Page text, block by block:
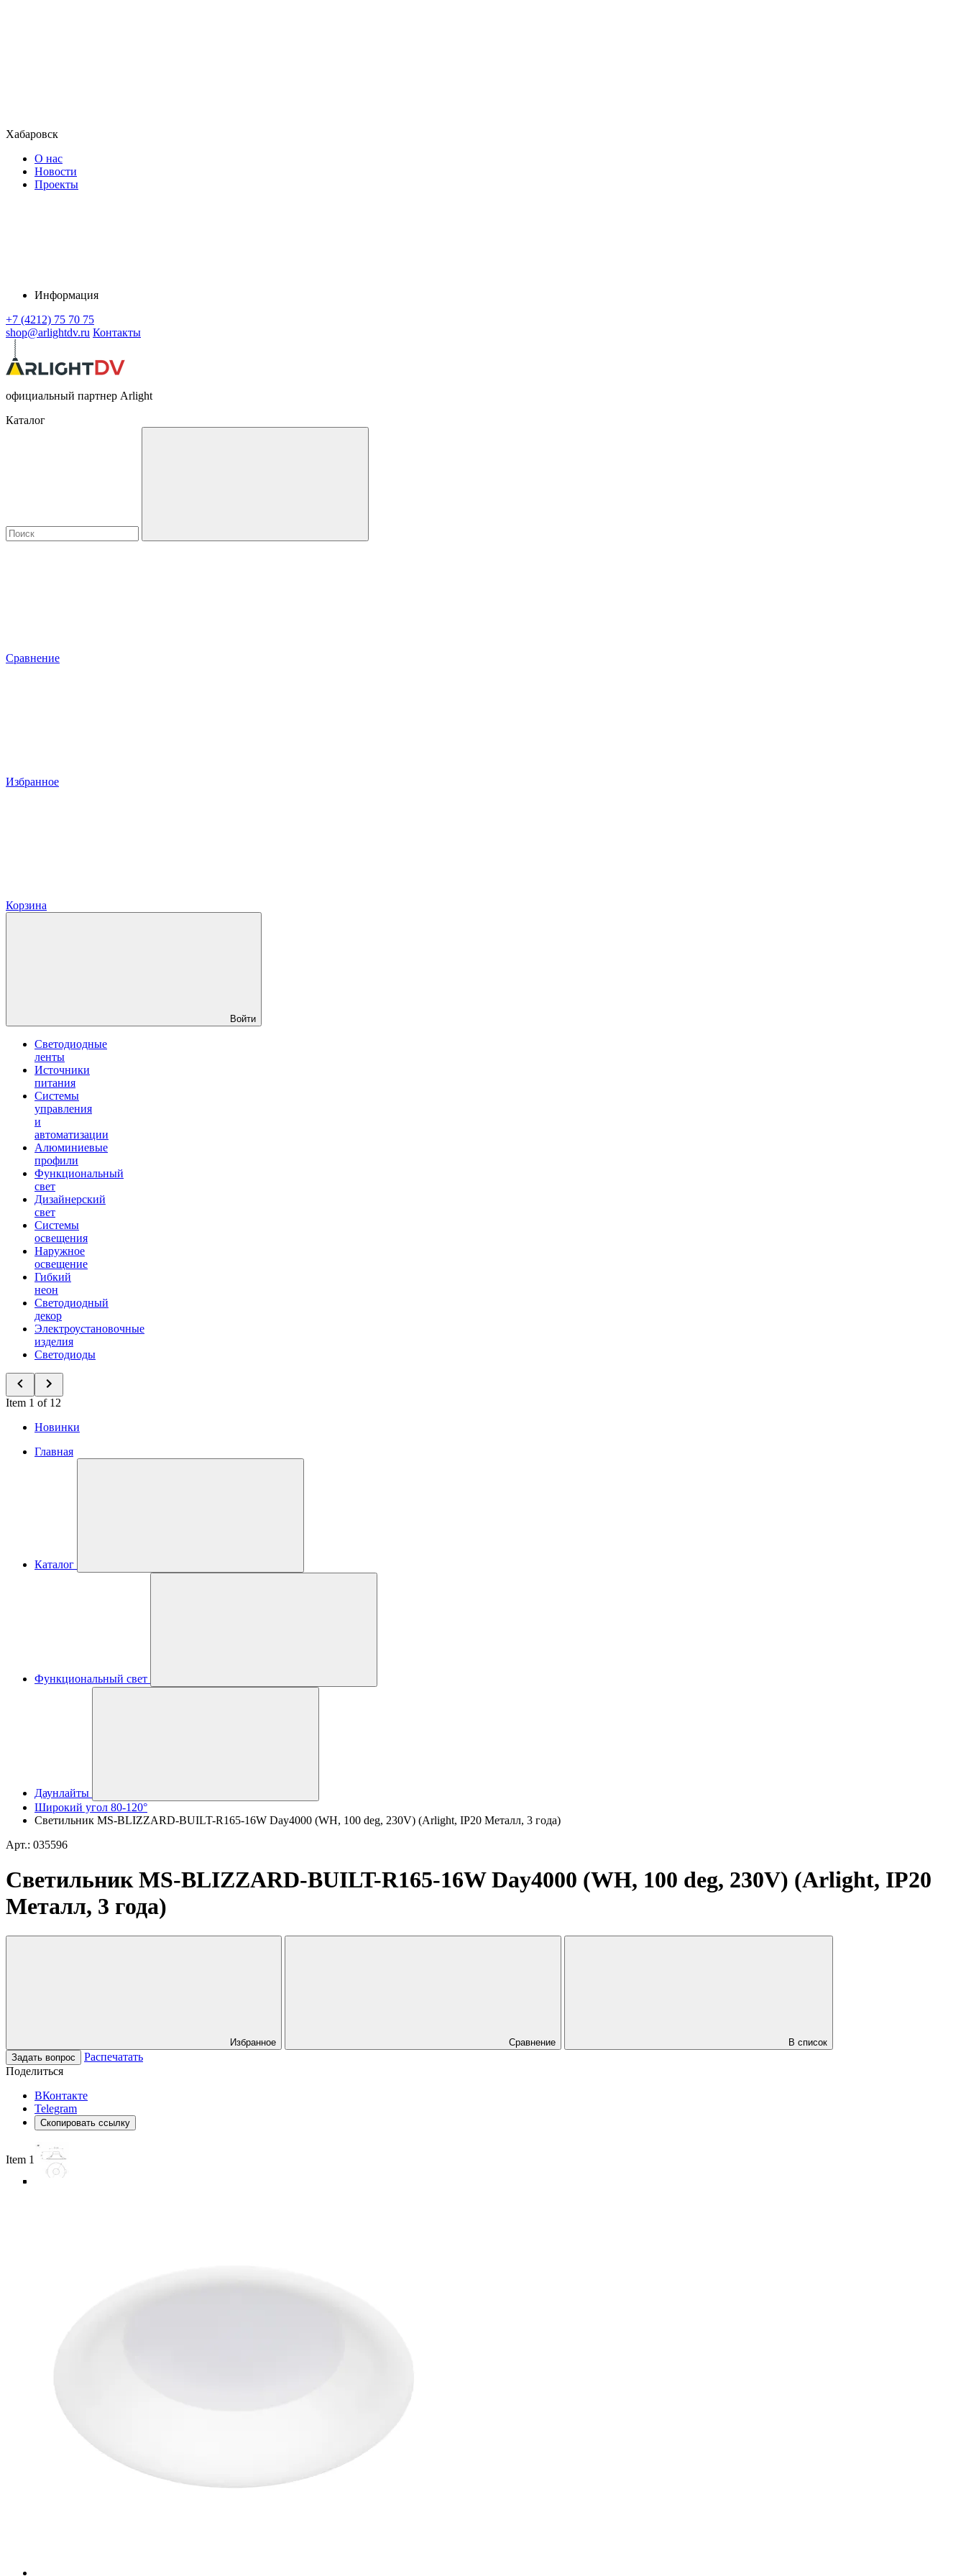
Хабаровск
О нас
Новости
Проекты
Информация
+7 (4212) 75 70 75
shop@arlightdv.ru Контакты
официальный партнер Arlight
Каталог
Сравнение
Избранное
Корзина
Войти
Светодиодные
ленты
Источники
питания
Системы
управления
и
автоматизации
Алюминиевые
профили
Функциональный
свет
Дизайнерский
свет
Системы
освещения
Наружное
освещение
Гибкий
неон
Светодиодный
декор
Электроустановочные
изделия
Светодиоды
Item 1 of 12
Новинки
Главная
Каталог
Функциональный свет
Даунлайты
Широкий угол 80-120°
Светильник MS-BLIZZARD-BUILT-R165-16W Day4000 (WH, 100 deg, 230V) (Arlight, IP20 Металл, 3 года)
Арт.: 035596
Светильник MS-BLIZZARD-BUILT-R165-16W Day4000 (WH, 100 deg, 230V) (Arlight, IP20
Металл, 3 года)
Избранное Сравнение
В список
Задать вопрос
Распечатать
Поделиться
ВКонтакте
Telegram
Скопировать ссылку
Item 1 of 6